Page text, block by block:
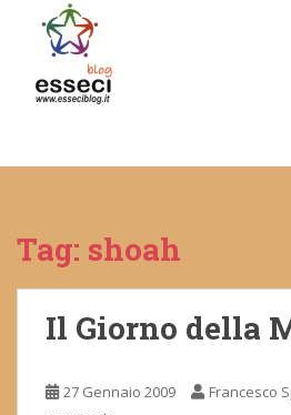
m
Tag: shoah
Il Giorno della
27 Gennaio 2009 Francesco